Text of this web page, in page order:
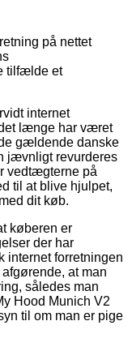
på nettet
tilfælde et
internet
længe har været
gældende danske
jævnligt revurderes
vedtægterne på
til at blive hjulpet,
dit køb.
køberen er
der har
internet forretningen
at man
således man
Hood Munich V2
til om man er pige